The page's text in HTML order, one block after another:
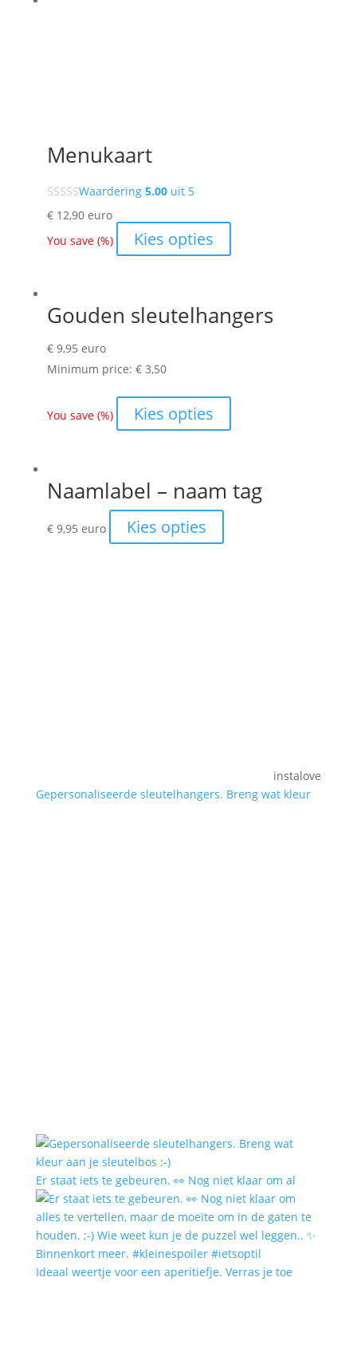
Menukaart
Waardering 5.00uit 5
€12,90 euro
You save (%) Kies opties
Gouden sleutelhangers
€9,95 euro
Minimum price: €3,50
You save (%) Kies opties
Naamlabel – naam tag
€9,95 euro Kies opties
instalove
Gepersonaliseerde sleutelhangers. Breng wat kleur
Er staat iets te gebeuren. 👀 Nog niet klaar om al
Ideaal weertje voor een aperitiefje. Verras je toe